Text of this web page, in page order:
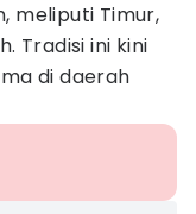
meliputi Timur,
Tradisi ini kini
di daerah